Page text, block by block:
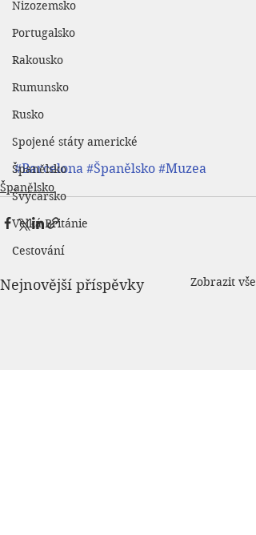
Nizozemsko
Portugalsko
Rakousko
Rumunsko
Rusko
Spojené státy americké
Španělsko
Švýcarsko
Velká Británie
Cestování
#Barcelona #Španělsko #Muzea
Španělsko
Nejnovější příspěvky Zobrazit vše